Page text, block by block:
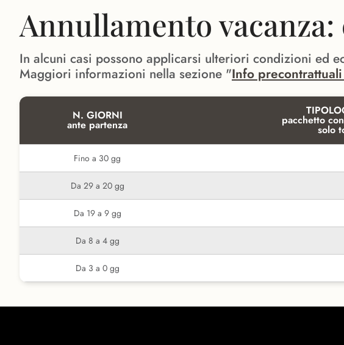
Annullamento
In alcuni casi possono applicarsi ulteriori condizioni ed
Maggiori informazioni nella sezione "Info
N. GIORNI
ante partenza pacchetto
solo
Fino a 30 gg
Da 29 a 20 gg
Da 19 a 9 gg
Da 8 a 4 gg
Da 3 a 0 gg